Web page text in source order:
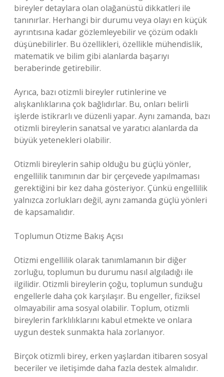
bireyler detaylara olan olağanüstü dikkatleri ile
tanınırlar. Herhangi bir durumu veya olayı en küçük
ayrıntısına kadar gözlemleyebilir ve çözüm odaklı
düşünebilirler. Bu özellikleri, özellikle mühendislik,
matematik ve bilim gibi alanlarda başarıyı
beraberinde getirebilir.
Ayrıca, bazı otizmli bireyler rutinlerine ve
alışkanlıklarına çok bağlıdırlar. Bu, onları belirli
işlerde istikrarlı ve düzenli yapar. Aynı zamanda, bazı
otizmli bireylerin sanatsal ve yaratıcı alanlarda da
büyük yetenekleri olabilir.
Otizmli bireylerin sahip olduğu bu güçlü yönler,
engellilik tanımının dar bir çerçevede yapılmaması
gerektiğini bir kez daha gösteriyor. Çünkü engellilik
yalnızca zorlukları değil, aynı zamanda güçlü yönleri
de kapsamalıdır.
Toplumun Otizme Bakış Açısı
Otizmi engellilik olarak tanımlamanın bir diğer
zorluğu, toplumun bu durumu nasıl algıladığı ile
ilgilidir. Otizmli bireylerin çoğu, toplumun sunduğu
engellerle daha çok karşılaşır. Bu engeller, fiziksel
olmayabilir ama sosyal olabilir. Toplum, otizmli
bireylerin farklılıklarını kabul etmekte ve onlara
uygun destek sunmakta hala zorlanıyor.
Birçok otizmli birey, erken yaşlardan itibaren sosyal
beceriler ve iletişimde daha fazla destek almalıdır.